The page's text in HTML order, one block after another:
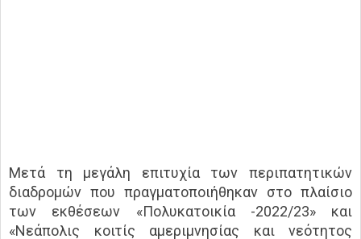
Μετά τη μεγάλη επιτυχία των περιπατητικών
διαδρομών που πραγματοποιήθηκαν στο πλαίσιο
των εκθέσεων «Πολυκατοικία -2022/23» και
«Νεάπολις κοιτίς αμεριμνησίας και νεότητος